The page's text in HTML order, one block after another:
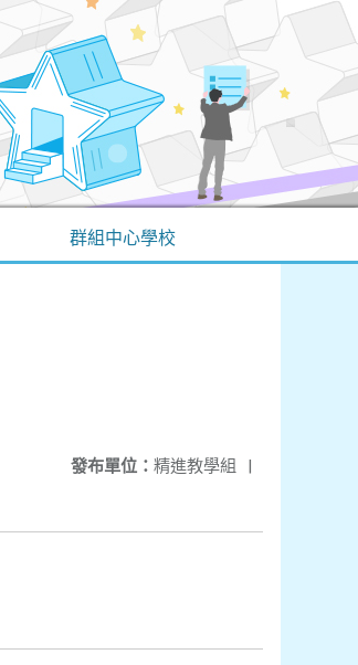
群組中心學校
發布單位： 精進教學組 |